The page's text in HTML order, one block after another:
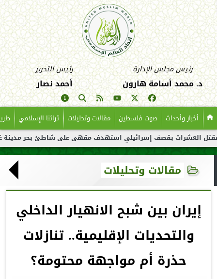
رئيس مجلس الإدارة
د. محمد أسامة هارون
رئيس التحرير
أحمد نصار
أخبار وأحداث صوت فلسطين مقالات وتحليلات تراثنا الإسلامي
بقصف إسرائيلي استهدف مقهى على شاطئ بحر مدينة غزة
مقالات وتحليلات
إيران بين شبح الانهيار الداخلي
والتحديات الإقليمية.. تنازلات
حذرة أم مواجهة محتومة؟